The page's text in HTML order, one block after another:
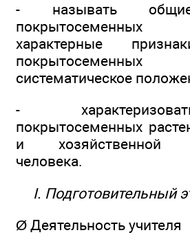
- называть
характерные
систематическое
-
покрытосеменных
и хозяйственной
человека.
I. Подготовительный
Ø Деятельность учителя